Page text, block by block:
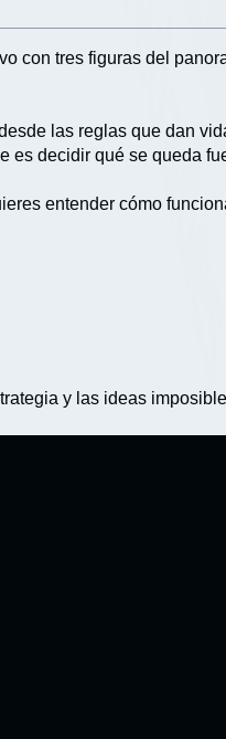
con tres figuras del
las reglas que dan
es decidir qué se queda
entender cómo
y las ideas